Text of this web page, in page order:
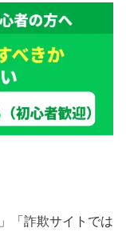
「詐欺サイトでは